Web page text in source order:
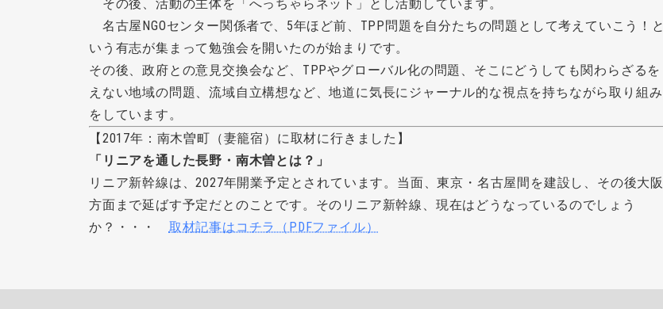
その後、活動の主体を「へっちゃらネット」とし活動しています。
名古屋NGOセンター関係者で、5年ほど前、TPP問題を自分たちの問題として考えていこう！と
いう有志が集まって勉強会を開いたのが始まりです。
その後、政府との意見交換会など、TPPやグローバル化の問題、そこにどうしても関わらざるを
えない地域の問題、流域自立構想など、地道に気長にジャーナル的な視点を持ちながら取り組み
をしています。
【2017年：南木曽町（妻籠宿）に取材に行きました】
「リニアを通した長野・南木曽とは？」
リニア新幹線は、2027年開業予定とされています。当面、東京・名古屋間を建設し、その後大阪
方面まで延ばす予定だとのことです。そのリニア新幹線、現在はどうなっているのでしょう
か？・・・ 取材記事はコチラ（PDFファイル）